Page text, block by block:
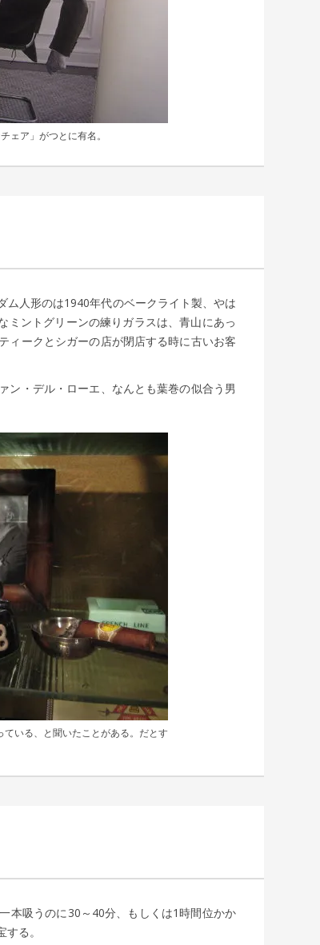
ェア」がつとに有名。
ム人形のは1940年代のベークライト製、やは
ミントグリーンの練りガラスは、青山にあっ
ィークとシガーの店が閉店する時に古いお客
ン・デル・ローエ、なんとも葉巻の似合う男
いる、と聞いたことがある。だとす
本吸うのに30～40分、もしくは1時間位かか
る。